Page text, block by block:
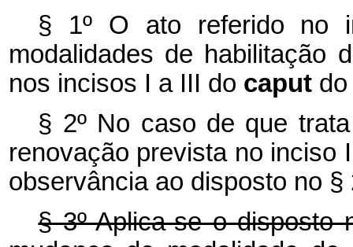
§ 1º O ato referido
modalidades de habilitação
nos incisos I a III do caput do
§ 2º No caso de que
renovação prevista no inciso
observância ao disposto no §
§ 3º Aplica-se o